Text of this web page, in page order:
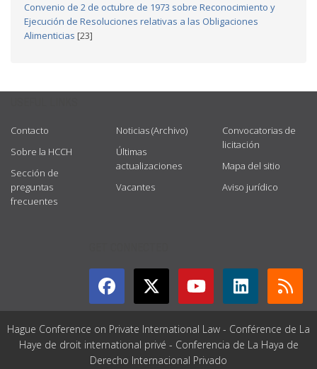
Convenio de 2 de octubre de 1973 sobre Reconocimiento y
Ejecución de Resoluciones relativas a las Obligaciones
Alimenticias [23]
Contacto
Sobre la HCCH
Sección de
preguntas
frecuentes
Noticias (Archivo)
Últimas
actualizaciones
Vacantes
Convocatorias de
licitación
Mapa del sitio
Aviso jurídico
Hague Conference on Private International Law - Conférence de La
Haye de droit international privé - Conferencia de La Haya de
Derecho Internacional Privado